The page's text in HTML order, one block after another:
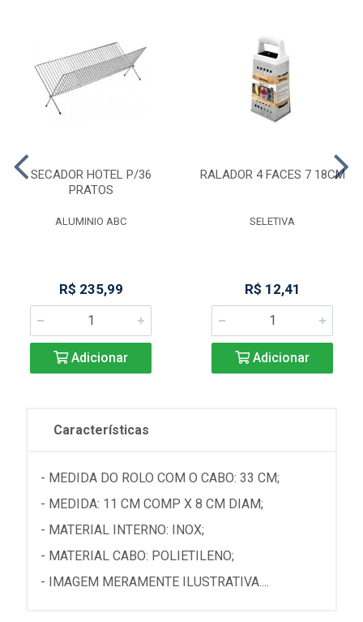
SECADOR HOTEL P/36
PRATOS
ALUMINIO ABC
R$ 235,99
Adicionar
RALADOR 4 FACES 7 18CM
SELETIVA
R$ 12,41
Adicionar
Características
- MEDIDA DO ROLO COM O CABO: 33 CM;
- MEDIDA: 11 CM COMP X 8 CM DIAM;
- MATERIAL INTERNO: INOX;
- MATERIAL CABO: POLIETILENO;
- IMAGEM MERAMENTE ILUSTRATIVA....